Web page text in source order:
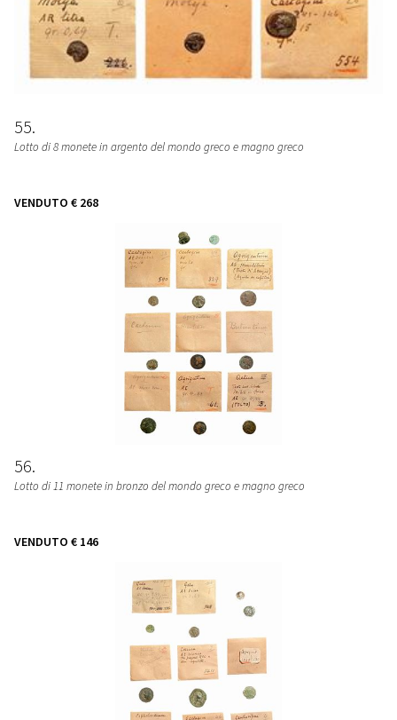
55
Lotto di 8 monete in argento del mondo greco e magno greco
VENDUTO € 268
56
Lotto di 11 monete in bronzo del mondo greco e magno greco
VENDUTO € 146